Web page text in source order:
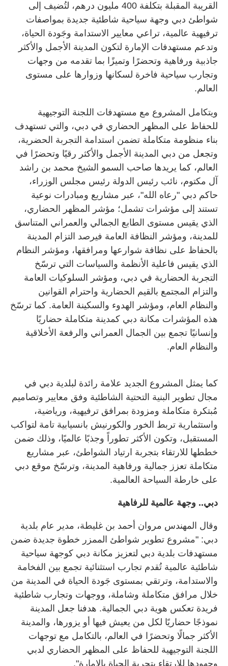
القريبة المقبلة بتكلفة 400 مليون درهم، لتُضيف إلى
شواطئ دبي وجهة سياحية شاطئية جديدة بمواصفات
ترفيهية عالمية، تراعي معايير الاستدامة وجَودة الحياة،
وتدعم مستهدفات الإمارة لتكون المدينة الأجمل والأكثر
جاذبية ورفاهية وتحضرًا وتميزًا بما تقدمه من وجهات
وتجارب سياحية فاخرة لسكانها وزوارها على مستوى
العالم.
ويتكامل المشروع مع مستهدفات اللجنة التوجيهية
للحفاظ على المظهر الحضاري في دبي، والتي تستهدف
بناء منظومة متكاملة تضمن استدامة التجربة الحضرية،
وتجعل من دبي المدينة الأجمل والأكثر رقيًا وتحضرًا في
العالم، كما يريدها صاحب السمو الشيخ محمد بن راشد
آل مكتوم، نائب رئيس الدولة رئيس مجلس الوزراء،
حاكم دبي "رعاه الله"، عبر مشاريع ومبادرات نوعية
تستند إلى مؤشرات تشمل؛ مؤشر المظهر الحضاري،
الذي يقيس مستوى الطابع الجمالي والعمراني المتناسق
للمدينة، ومؤشر النظافة العامة فيرصد التزام المدينة
بالحفاظ على نظافة شوارعها ومرافقها، ومؤشر النظام
الذي يقيس فاعلية الأنظمة والسياسات التي ترسّخ
التجربة الحضارية في دبي، ومؤشر السلوكيات العامة
والتزام المجتمع بالقيم الحضارية واحترام القوانين
والنظام العام، ومؤشر الهدوء والسكينة العامة. كما ترسّخ
هذه المؤشرات مكانة دبي كمدينة متكاملة حضاريًا
وإنسانيًا تجمع بين الجمال العمراني والرفعة الأخلاقية
والنظام العام.
كما يمثل المشروع الجديد علامة رائدة لبلدية دبي في
مجال تطوير البنية التحتية الشاطئية وفق معايير وتصاميم
مُبتكرة متكاملة ومزودة بمرافق ترفيهية، ورياضية،
واستثمارية تربط الخور والكورنيش بانسيابية تامة لتواكب
المستقبل، وتكون الأكثر تطوراً وجذبًا عالميًا، وذلك ضمن
خططها للارتقاء بتجربة ارتياد الشواطئ، عبر مشاريع
متكاملة تعزز جمالية ورفاهية المدينة، وترسّخ موقع دبي
على خارطة السياحة العالمية.
دبي.. وجهة عالمية للرفاهية
وقال المهندس مروان أحمد بن غليطة، مدير عام بلدية
دبي: "مشروع تطوير شواطئ الممزر خطوة جديدة ضمن
مستهدفات بلدية دبي لتعزيز مكانة دبي كوجهة سياحية
شاطئية عالمية تُقدم تجارب استثنائية تجمع بين الفخامة
والاستدامة، وترتقي بمستوى جَودة الحياة في المدينة من
خلال مرافق متكاملة وشاملة، ووجهات وتجارب شاطئية
فريدة تعكس هوية دبي الجمالية. هدفنا جعل المدينة
نموذجًا حضاريًا لكل من يعيش فيها أو يزورها، والمدينة
الأكثر جمالًا وتحضرًا في العالم، بالتكامل مع توجهات
اللجنة التوجيهية للحفاظ على المظهر الحضاري لدبي
وجهودها للارتقاء بتجربة الحياة بالإمارة".